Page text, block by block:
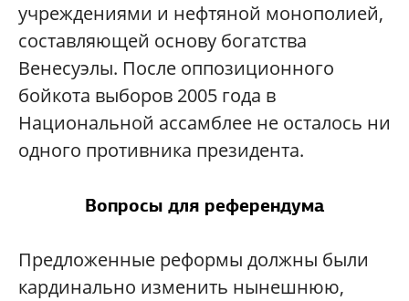
учреждениями и нефтяной монополией,
составляющей основу богатства
Венесуэлы. После оппозиционного
бойкота выборов 2005 года в
Национальной ассамблее не осталось ни
одного противника президента.
Вопросы для референдума
Предложенные реформы должны были
кардинально изменить нынешнюю,